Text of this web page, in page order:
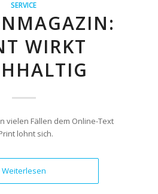
SERVICE
WIRKT
vielen Fällen dem Online-Text
lohnt sich.
Weiterlesen